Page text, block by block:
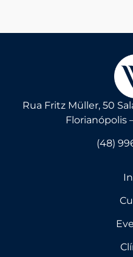
Rua Fritz Müller, 50
Florianópolis
(48)